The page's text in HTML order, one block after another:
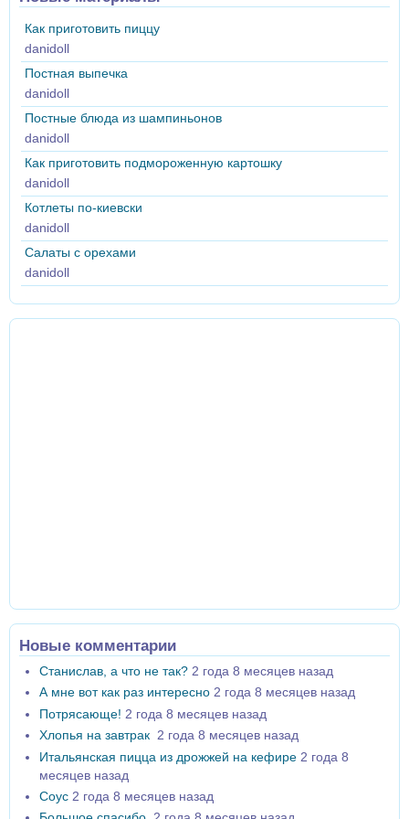
Как приготовить пиццу
danidoll
Постная выпечка
danidoll
Постные блюда из шампиньонов
danidoll
Как приготовить подмороженную картошку
danidoll
Котлеты по-киевски
danidoll
Салаты с орехами
danidoll
Новые комментарии
Станислав, а что не так? 2 года 8 месяцев назад
А мне вот как раз интересно 2 года 8 месяцев назад
Потрясающе! 2 года 8 месяцев назад
Хлопья на завтрак 2 года 8 месяцев назад
Итальянская пицца из дрожжей на кефире 2 года 8
месяцев назад
Соус 2 года 8 месяцев назад